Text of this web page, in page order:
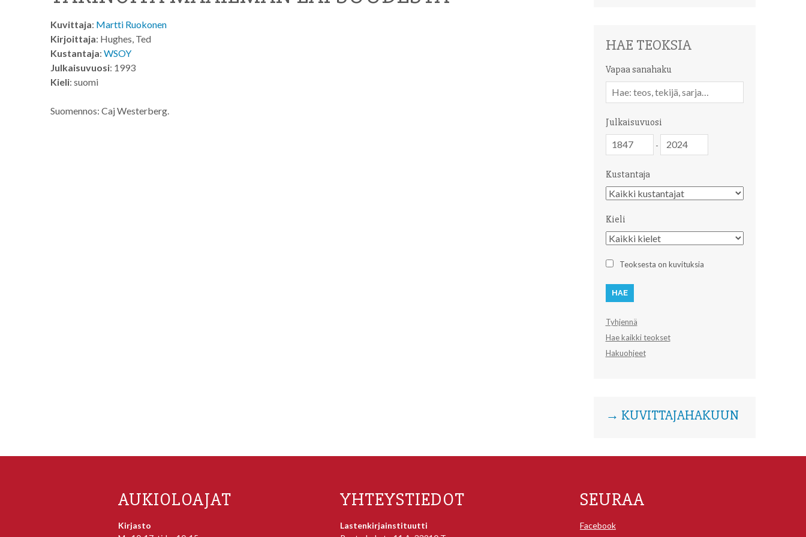
Kuvittaja: Martti Ruokonen
Kirjoittaja: Hughes, Ted
Kustantaja: WSOY
Julkaisuvuosi: 1993
Kieli: suomi
Suomennos: Caj Westerberg.
HAE TEOKSIA
Vapaa sanahaku
sanahaku
Julkaisuvuosi
-
Kustantaja
Kustantaja
Kieli
Kieli
Teoksesta on kuvituksia
Tyhjennä
Hae kaikki teokset
Hakuohjeet
→ KUVITTAJAHAKUUN
AUKIOLOAJAT
Kirjasto
YHTEYSTIEDOT
Lastenkirjainstituutti
SEURAA
Facebook